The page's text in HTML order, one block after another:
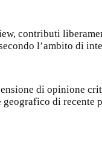
contributi
l’ambito di
di opinione
geografico di